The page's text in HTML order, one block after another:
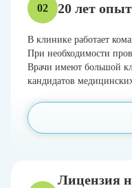
02 20 лет
В клинике работает
При необходимости
Врачи имеют большой
кандидатов
Лицензия